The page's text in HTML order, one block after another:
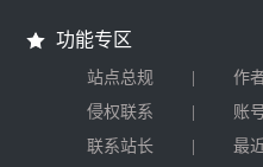
功能专区
站点总规 | 作
侵权联系
| 账
联系站长
| 最